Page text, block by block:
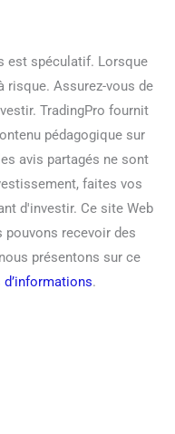
est spéculatif. Lorsque
Assurez-vous de
TradingPro fournit
pédagogique sur
avis partagés ne sont
faites vos
d'investir. Ce site Web
recevoir des
présentons sur ce
.